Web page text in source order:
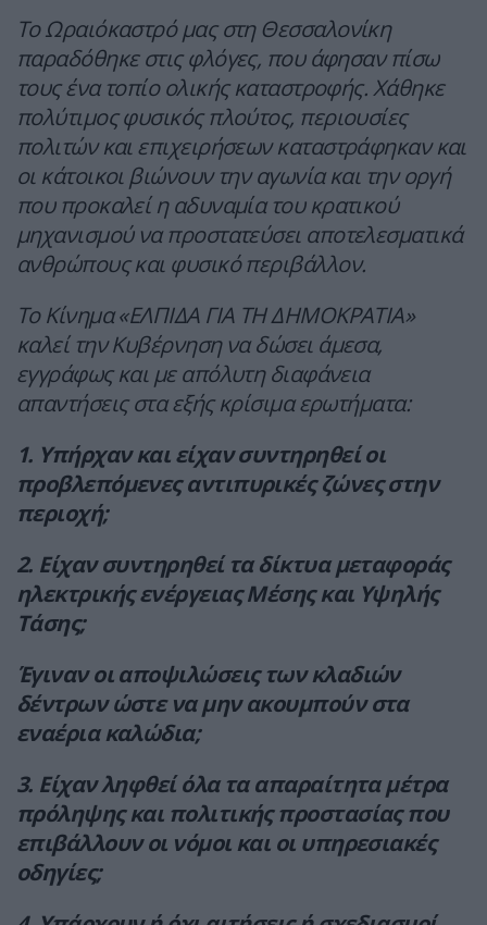
Το Ωραιόκαστρό μας στη Θεσσαλονίκη
παραδόθηκε στις φλόγες, που άφησαν πίσω
τους ένα τοπίο ολικής καταστροφής. Χάθηκε
πολύτιμος φυσικός πλούτος, περιουσίες
πολιτών και επιχειρήσεων καταστράφηκαν και
οι κάτοικοι βιώνουν την αγωνία και την οργή
που προκαλεί η αδυναμία του κρατικού
μηχανισμού να προστατεύσει αποτελεσματικά
ανθρώπους και φυσικό περιβάλλον.
Το Κίνημα «ΕΛΠΙΔΑ ΓΙΑ ΤΗ ΔΗΜΟΚΡΑΤΙΑ»
καλεί την Κυβέρνηση να δώσει άμεσα,
εγγράφως και με απόλυτη διαφάνεια
απαντήσεις στα εξής κρίσιμα ερωτήματα:
1. Υπήρχαν και είχαν συντηρηθεί οι
προβλεπόμενες αντιπυρικές ζώνες στην
περιοχή;
2. Είχαν συντηρηθεί τα δίκτυα μεταφοράς
ηλεκτρικής ενέργειας Μέσης και Υψηλής
Τάσης;
Έγιναν οι αποψιλώσεις των κλαδιών
δέντρων ώστε να μην ακουμπούν στα
εναέρια καλώδια;
3. Είχαν ληφθεί όλα τα απαραίτητα μέτρα
πρόληψης και πολιτικής προστασίας που
επιβάλλουν οι νόμοι και οι υπηρεσιακές
οδηγίες;